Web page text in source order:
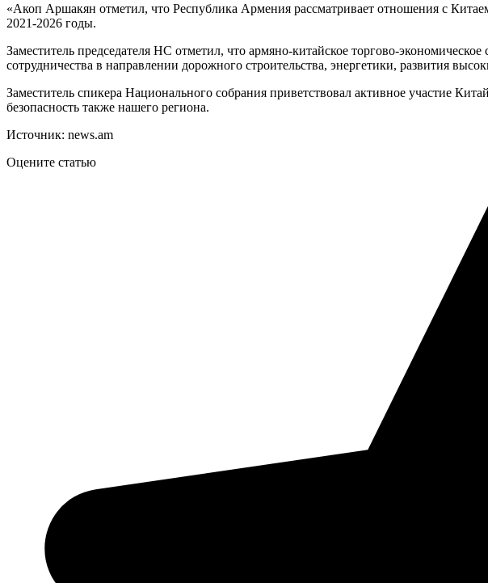
«Акоп Аршакян отметил, что Республика Армения рассматривает отношения с
2021-2026 годы.
Заместитель председателя НС отметил, что армяно-китайское торгово-
сотрудничества в направлении дорожного строительства, энергетики, развития
Заместитель спикера Национального собрания приветствовал активное участие
безопасность также нашего региона.
Источник: news.am
Оцените статью